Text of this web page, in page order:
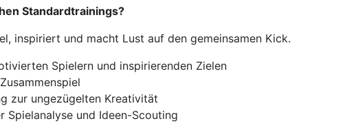
Standardtrainings?
inspiriert und macht Lust auf den gemeinsamen Kick.
Spielern und inspirierenden Zielen
zur ungezügelten Kreativität
und Ideen-Scouting